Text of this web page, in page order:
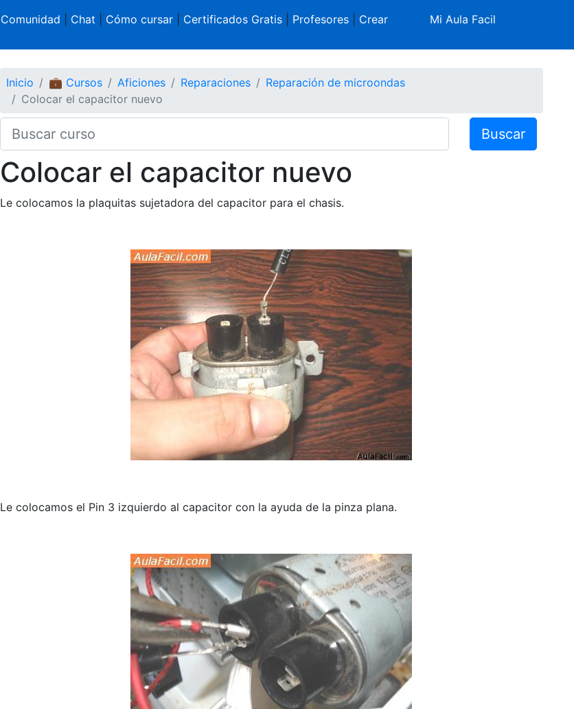
Comunidad Chat Cómo cursar| Certificados Gratis| Profesores| Crear
Mi Aula Facil
Inicio 💼 Cursos Aficiones Reparaciones
Reparación de microondas
Colocar el capacitor nuevo
Buscar
Colocar el capacitor nuevo
Le colocamos la plaquitas sujetadora del capacitor para el chasis.
Le colocamos el Pin 3 izquierdo al capacitor con la ayuda de la pinza plana.